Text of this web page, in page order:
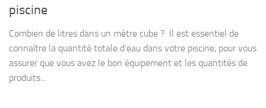
piscine
Combien de litres dans un mètre cube ? Il est essentiel de
connaître la quantité totale d’eau dans votre piscine, pour vous
assurer que vous avez le bon équipement et les quantités de
produits...